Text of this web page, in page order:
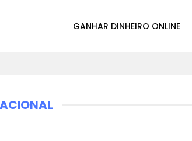
GANHAR DINHEIRO ONLINE